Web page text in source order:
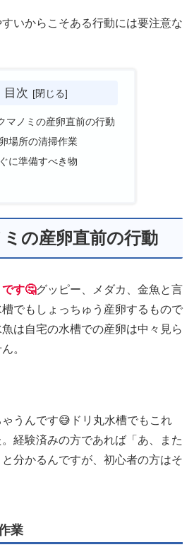
いからこそある行動には要注意な
目次
マノミの産卵直前の行動
場所の清掃作業
に準備すべき物
の産卵直前の行動
す🤔グッピー、メダカ、金魚と言
でもしょっちゅう産卵するもので
は自宅の水槽での産卵は中々見ら
。
うんです😅ドリ丸水槽でもこれ
経験済みの方であれば「あ、また
分かるんですが、初心者の方はそ
業